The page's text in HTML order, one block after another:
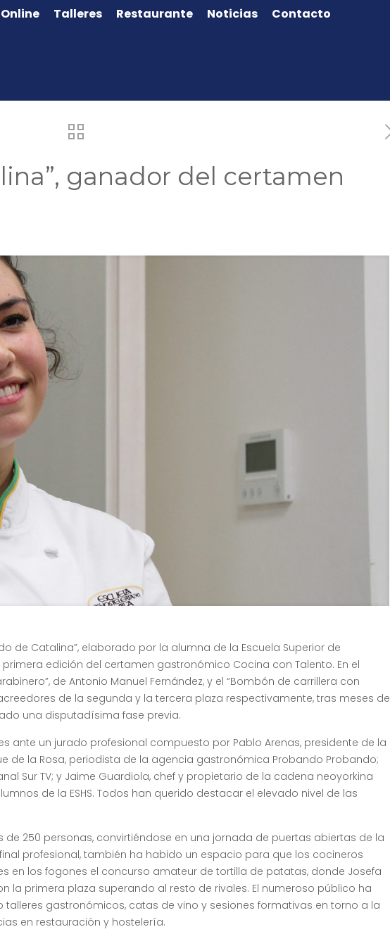
Online Talleres Restaurante Noticias Contacto
ganador del certamen
de Catalina”, elaborado por la alumna de la Escuela Superior de
edición del certamen gastronómico Cocina con Talento. En el
de Antonio Manuel Fernández, y el “Bombón de carrillera con
de la segunda y la tercera plaza respectivamente, tras meses de
una disputadísima fase previa.
ante un jurado profesional compuesto por Pablo Arenas, presidente de la
de la Rosa, periodista de la agencia gastronómica Probando Probando;
Sur TV; y Jaime Guardiola, chef y propietario de la cadena neoyorkina
de la ESHS. Todos han querido destacar el elevado nivel de las
250 personas, convirtiéndose en una jornada de puertas abiertas de la
profesional, también ha habido un espacio para que los cocineros
en los fogones el concurso amateur de tortilla de patatas, donde Josefa
la primera plaza superando al resto de rivales. El numeroso público ha
gastronómicos, catas de vino y sesiones formativas en torno a la
en restauración y hostelería.